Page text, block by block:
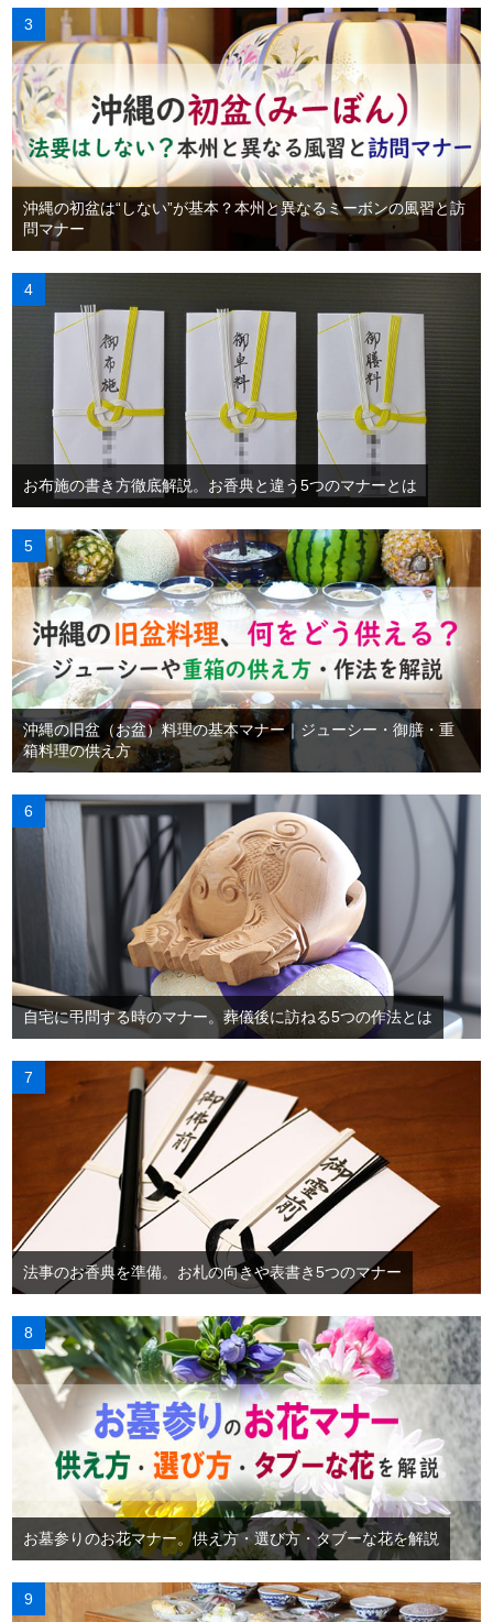
沖縄の初盆は“しない”が基本？本州と異なるミーボンの風習と訪
問マナー
お布施の書き方徹底解説。お香典と違う5つのマナーとは
沖縄の旧盆（お盆）料理の基本マナー｜ジューシー・御膳・重
箱料理の供え方
自宅に弔問する時のマナー。葬儀後に訪ねる5つの作法とは
法事のお香典を準備。お札の向きや表書き5つのマナー
お墓参りのお花マナー。供え方・選び方・タブーな花を解説